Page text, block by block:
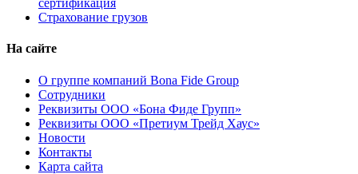
сертификация
Страхование грузов
На сайте
О группе компаний Bona Fide Group
Сотрудники
Реквизиты ООО «Бона Фиде Групп»
Реквизиты ООО «Претиум Трейд Хаус»
Новости
Контакты
Карта сайта